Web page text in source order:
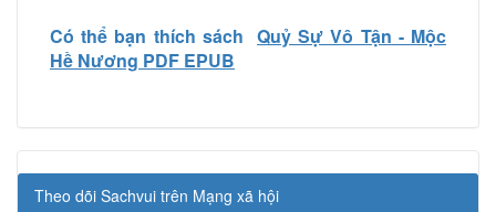
Có thể bạn thích sách Quỷ Sự Vô Tận - Mộc
Hề Nương PDF EPUB
Theo dõi Sachvui trên Mạng xã hội